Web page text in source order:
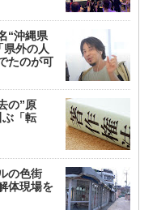
“沖縄県
県外の人
たのが可
の”原
「転
の色街
体現場を